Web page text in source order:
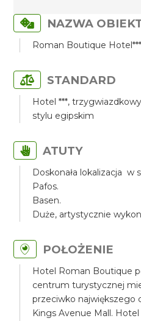
NAZWA
Roman Boutique Hotel***
STANDARD
Hotel ***,
stylu egipskim
ATUTY
Doskonała lokalizacja
Pafos.
Basen.
Duże, artystycznie
POŁOŻENIE
Hotel Roman Boutique
centrum turystycznej
przeciwko największego
Kings Avenue Mall.